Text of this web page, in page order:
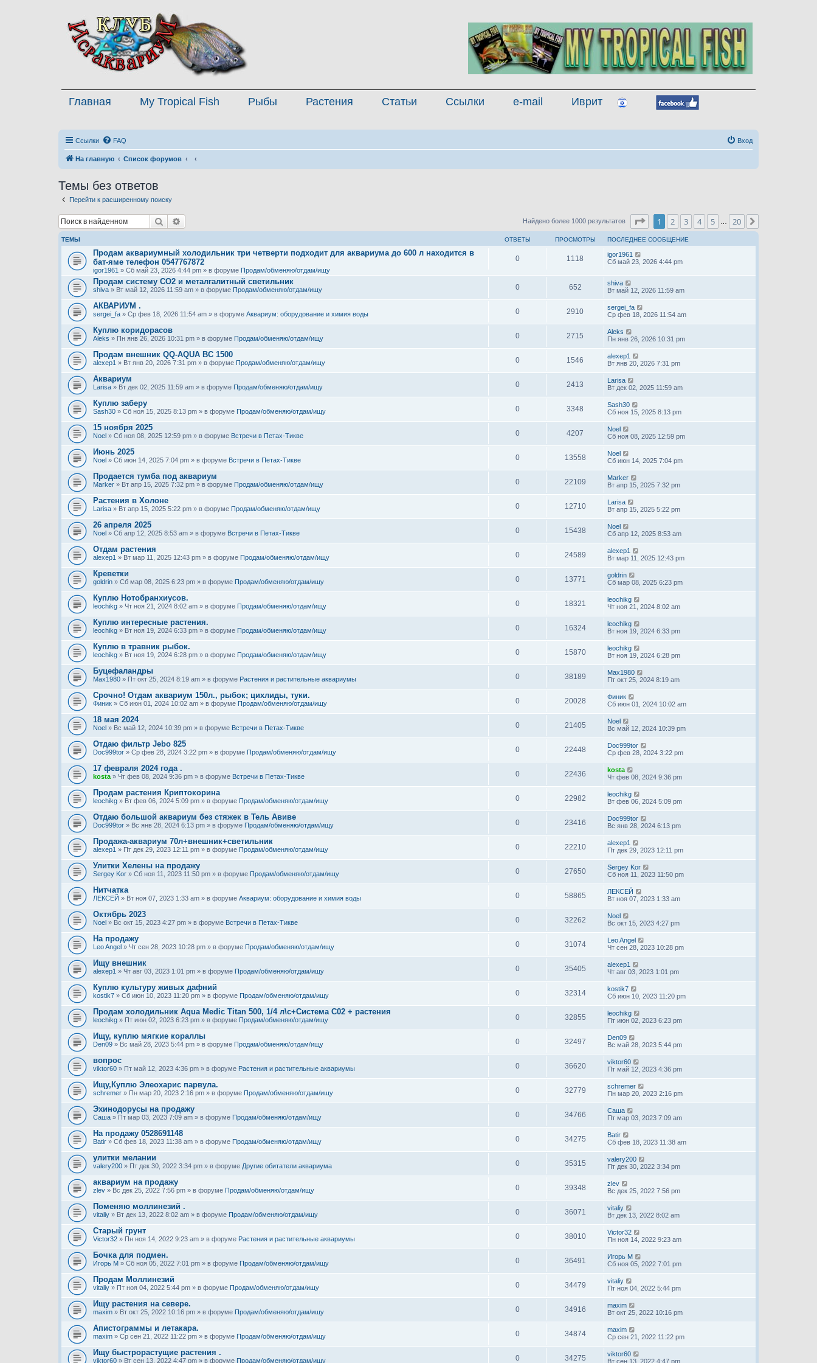
Главная My Tropical Fish Рыбы Растения Статьи Ссылки e-mail Иврит
Ссылки FAQ Вход
На главную Список форумов
Темы без ответов
Перейти к расширенному поиску
Поиск Найдено более 1000 результатов Страница 1 из20
1 2 3 4 5 20
ТЕМЫ ОТВЕТЫ ПРОСМОТРЫ ПОСЛЕДНЕЕ СООБЩЕНИЕ
Продам аквариумный холодильник три четверти подходит для аквариума до 600 л находится в
бат-яме телефон 0547767872
igor1961 » Сб май 23, 2026 4:44 pm » в форуме Продам/обменяю/отдам/ищу
0 1118
igor1961
Сб май 23, 2026 4:44 pm
Продам систему СО2 и металгалитный светильник
shiva » Вт май 12, 2026 11:59 am » в форуме Продам/обменяю/отдам/ищу 0 652
shiva
Вт май 12, 2026 11:59 am
АКВАРИУМ .
sergei_fa » Ср фев 18, 2026 11:54 am » в форуме Аквариум: оборудование и химия воды 0 2910
sergei_fa
Ср фев 18, 2026 11:54 am
Куплю коридорасов
Aleks » Пн янв 26, 2026 10:31 pm » в форуме Продам/обменяю/отдам/ищу 0 2715
Aleks
Пн янв 26, 2026 10:31 pm
Продам внешник QQ-AQUA BC 1500
alexep1 » Вт янв 20, 2026 7:31 pm » в форуме Продам/обменяю/отдам/ищу 0 1546
alexep1
Вт янв 20, 2026 7:31 pm
Аквариум
Larisa » Вт дек 02, 2025 11:59 am » в форуме Продам/обменяю/отдам/ищу 0 2413
Larisa
Вт дек 02, 2025 11:59 am
Куплю заберу
Sash30 » Сб ноя 15, 2025 8:13 pm » в форуме Продам/обменяю/отдам/ищу 0 3348
Sash30
Сб ноя 15, 2025 8:13 pm
15 ноября 2025
Noel » Сб ноя 08, 2025 12:59 pm » в форуме Встречи в Петах-Тикве 0 4207
Noel
Сб ноя 08, 2025 12:59 pm
Июнь 2025
Noel » Сб июн 14, 2025 7:04 pm » в форуме Встречи в Петах-Тикве 0 13558
Noel
Сб июн 14, 2025 7:04 pm
Продается тумба под аквариум
Marker » Вт апр 15, 2025 7:32 pm » в форуме Продам/обменяю/отдам/ищу 0 22109
Marker
Вт апр 15, 2025 7:32 pm
Растения в Холоне
Larisa » Вт апр 15, 2025 5:22 pm » в форуме Продам/обменяю/отдам/ищу 0 12710
Larisa
Вт апр 15, 2025 5:22 pm
26 апреля 2025
Noel » Сб апр 12, 2025 8:53 am » в форуме Встречи в Петах-Тикве 0 15438
Noel
Сб апр 12, 2025 8:53 am
Отдам растения
alexep1 » Вт мар 11, 2025 12:43 pm » в форуме Продам/обменяю/отдам/ищу 0 24589
alexep1
Вт мар 11, 2025 12:43 pm
Креветки
goldrin » Сб мар 08, 2025 6:23 pm » в форуме Продам/обменяю/отдам/ищу 0 13771
goldrin
Сб мар 08, 2025 6:23 pm
Куплю Нотобранхиусов.
leochikg » Чт ноя 21, 2024 8:02 am » в форуме Продам/обменяю/отдам/ищу 0 18321
leochikg
Чт ноя 21, 2024 8:02 am
Куплю интересные растения.
leochikg » Вт ноя 19, 2024 6:33 pm » в форуме Продам/обменяю/отдам/ищу 0 16324
leochikg
Вт ноя 19, 2024 6:33 pm
Куплю в травник рыбок.
leochikg » Вт ноя 19, 2024 6:28 pm » в форуме Продам/обменяю/отдам/ищу 0 15870
leochikg
Вт ноя 19, 2024 6:28 pm
Буцефаландры
Max1980 » Пт окт 25, 2024 8:19 am » в форуме Растения и растительные аквариумы 0 38189
Max1980
Пт окт 25, 2024 8:19 am
Срочно! Отдам аквариум 150л., рыбок; цихлиды, туки.
Финик » Сб июн 01, 2024 10:02 am » в форуме Продам/обменяю/отдам/ищу 0 20028
Финик
Сб июн 01, 2024 10:02 am
18 мая 2024
Noel » Вс май 12, 2024 10:39 pm » в форуме Встречи в Петах-Тикве 0 21405
Noel
Вс май 12, 2024 10:39 pm
Отдаю фильтр Jebo 825
Doc999tor » Ср фев 28, 2024 3:22 pm » в форуме Продам/обменяю/отдам/ищу 0 22448
Doc999tor
Ср фев 28, 2024 3:22 pm
17 февраля 2024 года .
kosta » Чт фев 08, 2024 9:36 pm » в форуме Встречи в Петах-Тикве 0 22436
kosta
Чт фев 08, 2024 9:36 pm
Продам растения Криптокорина
leochikg » Вт фев 06, 2024 5:09 pm » в форуме Продам/обменяю/отдам/ищу 0 22982
leochikg
Вт фев 06, 2024 5:09 pm
Отдаю большой аквариум без стяжек в Тель Авиве
Doc999tor » Вс янв 28, 2024 6:13 pm » в форуме Продам/обменяю/отдам/ищу 0 23416
Doc999tor
Вс янв 28, 2024 6:13 pm
Продажа-аквариум 70л+внешник+светильник
alexep1 » Пт дек 29, 2023 12:11 pm » в форуме Продам/обменяю/отдам/ищу 0 22210
alexep1
Пт дек 29, 2023 12:11 pm
Улитки Хелены на продажу
Sergey Kor » Сб ноя 11, 2023 11:50 pm » в форуме Продам/обменяю/отдам/ищу 0 27650
Sergey Kor
Сб ноя 11, 2023 11:50 pm
Нитчатка
ЛЕКСЕЙ » Вт ноя 07, 2023 1:33 am » в форуме Аквариум: оборудование и химия воды 0 58865
ЛЕКСЕЙ
Вт ноя 07, 2023 1:33 am
Октябрь 2023
Noel » Вс окт 15, 2023 4:27 pm » в форуме Встречи в Петах-Тикве 0 32262
Noel
Вс окт 15, 2023 4:27 pm
На продажу
Leo Angel » Чт сен 28, 2023 10:28 pm » в форуме Продам/обменяю/отдам/ищу 0 31074
Leo Angel
Чт сен 28, 2023 10:28 pm
Ищу внешник
alexep1 » Чт авг 03, 2023 1:01 pm » в форуме Продам/обменяю/отдам/ищу 0 35405
alexep1
Чт авг 03, 2023 1:01 pm
Куплю культуру живых дафний
kostik7 » Сб июн 10, 2023 11:20 pm » в форуме Продам/обменяю/отдам/ищу 0 32314
kostik7
Сб июн 10, 2023 11:20 pm
Продам холодильник Aqua Medic Titan 500, 1/4 л\с+Система С02 + растения
leochikg » Пт июн 02, 2023 6:23 pm » в форуме Продам/обменяю/отдам/ищу 0 32855
leochikg
Пт июн 02, 2023 6:23 pm
Ищу, куплю мягкие кораллы
Den09 » Вс май 28, 2023 5:44 pm » в форуме Продам/обменяю/отдам/ищу 0 32497
Den09
Вс май 28, 2023 5:44 pm
вопрос
viktor60 » Пт май 12, 2023 4:36 pm » в форуме Растения и растительные аквариумы 0 36620
viktor60
Пт май 12, 2023 4:36 pm
Ищу,Куплю Элеохарис парвула.
schremer » Пн мар 20, 2023 2:16 pm » в форуме Продам/обменяю/отдам/ищу 0 32779
schremer
Пн мар 20, 2023 2:16 pm
Эхинодорусы на продажу
Саша » Пт мар 03, 2023 7:09 am » в форуме Продам/обменяю/отдам/ищу 0 34766
Саша
Пт мар 03, 2023 7:09 am
На продажу 0528691148
Batir » Сб фев 18, 2023 11:38 am » в форуме Продам/обменяю/отдам/ищу 0 34275
Batir
Сб фев 18, 2023 11:38 am
улитки мелании
valery200 » Пт дек 30, 2022 3:34 pm » в форуме Другие обитатели аквариума 0 35315
valery200
Пт дек 30, 2022 3:34 pm
аквариум на продажу
zlev » Вс дек 25, 2022 7:56 pm » в форуме Продам/обменяю/отдам/ищу 0 39348
zlev
Вс дек 25, 2022 7:56 pm
Поменяю моллинезий .
vitaliy » Вт дек 13, 2022 8:02 am » в форуме Продам/обменяю/отдам/ищу 0 36071
vitaliy
Вт дек 13, 2022 8:02 am
Старый грунт
Victor32 » Пн ноя 14, 2022 9:23 am » в форуме Растения и растительные аквариумы 0 38010
Victor32
Пн ноя 14, 2022 9:23 am
Бочка для подмен.
Игорь М » Сб ноя 05, 2022 7:01 pm » в форуме Продам/обменяю/отдам/ищу 0 36491
Игорь М
Сб ноя 05, 2022 7:01 pm
Продам Моллинезий
vitaliy » Пт ноя 04, 2022 5:44 pm » в форуме Продам/обменяю/отдам/ищу 0 34479
vitaliy
Пт ноя 04, 2022 5:44 pm
Ищу растения на севере.
maxim » Вт окт 25, 2022 10:16 pm » в форуме Продам/обменяю/отдам/ищу 0 34916
maxim
Вт окт 25, 2022 10:16 pm
Апистограммы и летакара.
maxim » Ср сен 21, 2022 11:22 pm » в форуме Продам/обменяю/отдам/ищу 0 34874
maxim
Ср сен 21, 2022 11:22 pm
Ищу быстрорастущие растения .
viktor60 » Вт сен 13, 2022 4:47 pm » в форуме Продам/обменяю/отдам/ищу 0 34275
viktor60
Вт сен 13, 2022 4:47 pm